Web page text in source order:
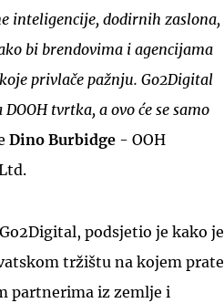
inteligencije, dodirnih zaslona,
bi brendovima i agencijama
privlače pažnju. Go2Digital
tvrtka, a ovo će se samo
Dino Burbidge - OOH
podsjetio je kako je
tržištu na kojem prate
partnerima iz zemlje i